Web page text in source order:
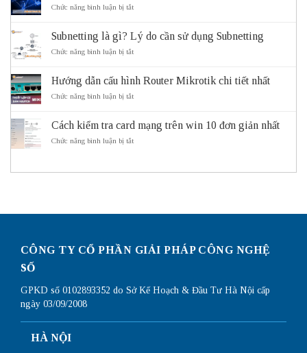
Vai
lợi
của
thống
thông
ITS
Chức năng bình luận bị tắtở
là
Mask
động
Subnetting là gì? Lý do cần sử dụng Subnetting
Chức năng bình luận bị tắtở
gì?
sử
dụng
Subnetting
Hướng dẫn cấu hình Router Mikrotik chi tiết nhất
Chức năng bình luận bị tắtở
cấu
Cách kiểm tra card mạng trên win 10 đơn giản nhất
Chức năng bình luận bị tắtở
tra
nhất
CÔNG TY CỔ PHẦN GIẢI PHÁP CÔNG NGHỆ
SỐ
GPKD số 0102893352 do Sở Kế Hoạch & Đầu Tư Hà Nội cấp
ngày 03/09/2008
HÀ NỘI